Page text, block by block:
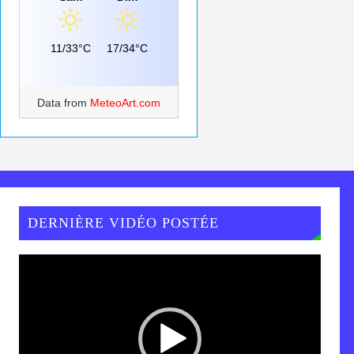
11/33°C 17/34°C
Data from MeteoArt.com
DERNIÈRE VIDÉO POSTÉE